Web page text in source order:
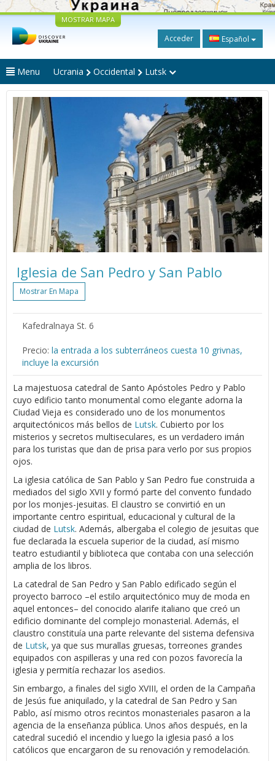
MOSTRAR MAPA
Acceder Español
Menu Ucrania Occidental Lutsk
Iglesia de San Pedro y San Pablo
Mostrar En Mapa
Kafedralnaya St. 6
Precio: la entrada a los subterráneos cuesta 10 grivnas,
incluye la excursión
La majestuosa catedral de Santo Apóstoles Pedro y Pablo
cuyo edificio tanto monumental como elegante adorna la
Ciudad Vieja es considerado uno de los monumentos
arquitectónicos más bellos de Lutsk. Cubierto por los
misterios y secretos multiseculares, es un verdadero imán
para los turistas que dan de prisa para verlo por sus propios
ojos.
La iglesia católica de San Pablo y San Pedro fue construida a
mediados del siglo XVII y formó parte del convento fundado
por los monjes-jesuitas. El claustro se convirtió en un
importante centro espiritual, educacional y cultural de la
ciudad de Lutsk. Además, albergaba el colegio de jesuitas que
fue declarada la escuela superior de la ciudad, así mismo
teatro estudiantil y biblioteca que contaba con una selección
amplia de los libros.
La catedral de San Pedro y San Pablo edificado según el
proyecto barroco –el estilo arquitectónico muy de moda en
aquel entonces– del conocido alarife italiano que creó un
edificio dominante del complejo monasterial. Además, el
claustro constituía una parte relevante del sistema defensiva
de Lutsk, ya que sus murallas gruesas, torreones grandes
equipados con aspilleras y una red con pozos favorecía la
iglesia y permitía rechazar los asedios.
Sin embargo, a finales del siglo XVIII, el orden de la Campaña
de Jesús fue aniquilado, y la catedral de San Pedro y San
Pablo, así mismo otros recintos monasteriales pasaron a la
agencia de la enseñanza pública. Unos años después, en la
catedral sucedió el incendio y luego la iglesia pasó a los
católicos que encargaron de su renovación y remodelación.